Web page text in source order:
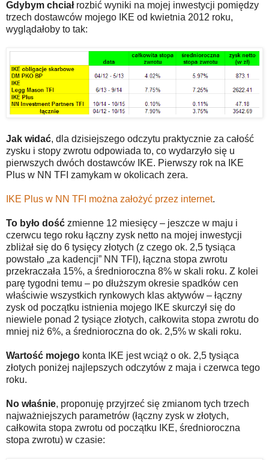
Gdybym chciałrozbić wyniki na mojej inwestycji pomiędzy
trzech dostawców mojego IKE od kwietnia 2012 roku,
wyglądałoby to tak:
Jak widać, dla dzisiejszego odczytu praktycznie za całość
zysku i stopy zwrotu odpowiada to, co wydarzyło się u
pierwszych dwóch dostawców IKE. Pierwszy rok na IKE
Plus w NN TFI zamykam w okolicach zera.
IKE Plus w NN TFI można założyć przez internet.
To było dość zmienne 12 miesięcy – jeszcze w maju i
czerwcu tego roku łączny zysk netto na mojej inwestycji
zbliżał się do 6 tysięcy złotych (z czego ok. 2,5 tysiąca
powstało „za kadencji” NN TFI), łączna stopa zwrotu
przekraczała 15%, a średnioroczna 8% w skali roku. Z kolei
parę tygodni temu – po dłuższym okresie spadków cen
właściwie wszystkich rynkowych klas aktywów – łączny
zysk od początku istnienia mojego IKE skurczył się do
niewiele ponad 2 tysiące złotych, całkowita stopa zwrotu do
mniej niż 6%, a średnioroczna do ok. 2,5% w skali roku.
Wartość mojego konta IKE jest wciąż o ok. 2,5 tysiąca
złotych poniżej najlepszych odczytów z maja i czerwca tego
roku.
No właśnie, proponuję przyjrzeć się zmianom tych trzech
najważniejszych parametrów (łączny zysk w złotych,
całkowita stopa zwrotu od początku IKE, średnioroczna
stopa zwrotu) w czasie: